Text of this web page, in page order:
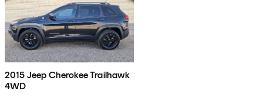
2015 Jeep Cherokee Trailhawk
4WD